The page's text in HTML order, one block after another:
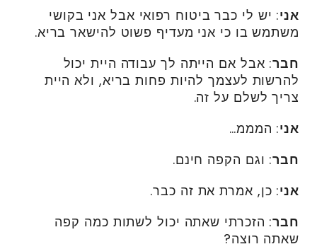
אני: יש לי כבר ביטוח רפואי אבל אני בקושי
משתמש בו כי אני מעדיף פשוט להישאר בריא.
חבר: אבל אם הייתה לך עבודה היית יכול
להרשות לעצמך להיות פחות בריא, ולא היית
צריך לשלם על זה.
אני: המממ…
חבר: וגם הקפה חינם.
אני: כן, אמרת את זה כבר.
חבר: הזכרתי שאתה יכול לשתות כמה קפה
שאתה רוצה?